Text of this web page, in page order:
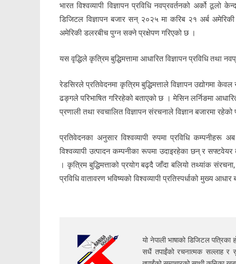
भारत विश्वव्यापी विज्ञापन प्रविधि नवप्रवर्तनको अर्को
डिजिटल विज्ञापन बजार सन् २०२५ मा करिब २१ अर्ब
अमेरिकी डलरबीच पुग्न सक्ने प्रक्षेपण गरिएको छ ।
यस वृद्धिले कृत्रिम बुद्धिमत्तामा आधारित विज्ञापन प्रविधि तथा
रेडसिरले प्रतिवेदनमा कृत्रिम बुद्धिमत्ताले विज्ञापन उद्योगमा
ढङ्गले परिभाषित गरिरहेको बताएको छ । मेसिन लर्निङमा
प्रणाली तथा स्वचालित विज्ञापन संरचनाले विज्ञान बजारमा
प्रतिवेदनका अनुसार विश्वव्यापी रुपमा प्रविधि कम्पनीहरू
विश्वव्यापी उत्पादन कम्पनीका रूपमा उदाइरहेका छन् र
। कृत्रिम बुद्धिमत्ताको प्रयोग बढ्दै जाँदा बलियो तथ्यांक
प्रविधि वातावरण भविष्यको विश्वव्यापी प्रतिस्पर्धाको मुख्य
यो नेपाली भाषाको डिजिटल
सधैं तपाईंको रचनात्मक सल्लाह र